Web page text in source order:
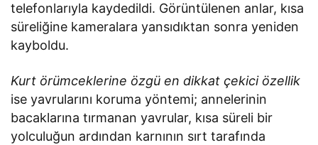
telefonlarıyla kaydedildi. Görüntülenen anlar, kısa
süreliğine kameralara yansıdıktan sonra yeniden
kayboldu.
Kurt örümceklerine özgü en dikkat çekici özellik
ise yavrularını koruma yöntemi; annelerinin
bacaklarına tırmanan yavrular, kısa süreli bir
yolculuğun ardından karnının sırt tarafında